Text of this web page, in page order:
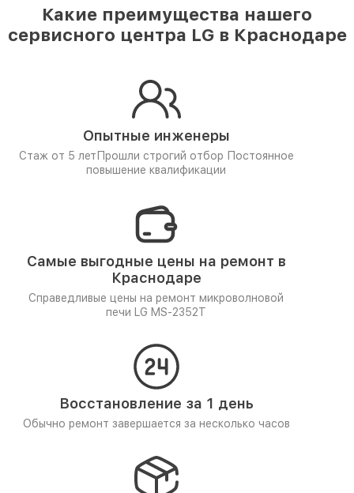
Какие преимущества нашего
сервисного центра LG в Краснодаре
Опытные инженеры
Стаж от 5 лет Прошли строгий отбор Постоянное
повышение квалификации
Самые выгодные цены на ремонт в
Краснодаре
Справедливые цены на ремонт микроволновой
печи LG MS-2352T
Восстановление за 1 день
Обычно ремонт завершается за несколько часов